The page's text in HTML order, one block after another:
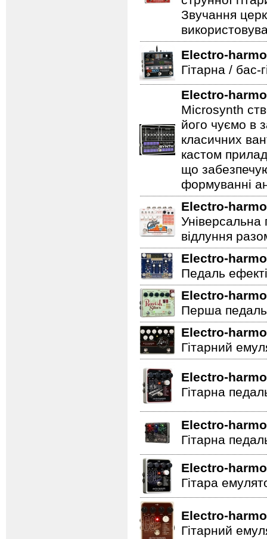
Звучання
Electro-
Гітарна / бас-
Electro-
Microsynth
його чуємо в
класичних
кастом
що
формуванні
Electro-
Універсальна
відлуння
Electro-
Педаль
Electro-
Перша
Electro-
Гітарний
Electro-
Гітарна
Electro-
Гітарна
Electro-
Гітара
Electro-
Гітарний